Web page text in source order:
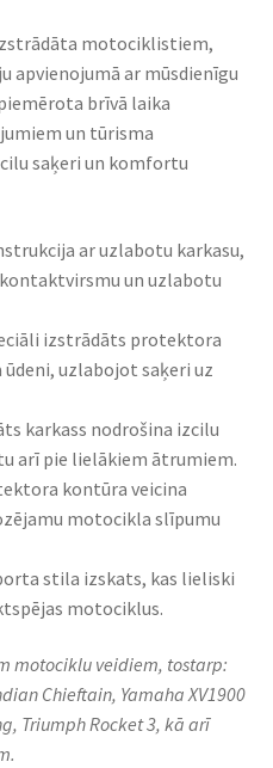
motociklistiem,
apvienojumā ar mūsdienīgu
brīvā laika
un tūrisma
saķeri un komfortu
ar uzlabotu karkasu,
un uzlabotu
izstrādāts protektora
uzlabojot saķeri uz
karkass nodrošina izcilu
arī pie lielākiem ātrumiem.​
kontūra veicina
motocikla slīpumu
stila izskats, kas lieliski
motociklus.​
motociklu veidiem, tostarp:
Chieftain, Yamaha XV1900
Triumph Rocket 3, kā arī